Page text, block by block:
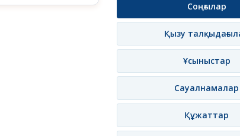
Соңғылар
Қызу
Ұсыныстар
Сауалнамалар
Құжаттар